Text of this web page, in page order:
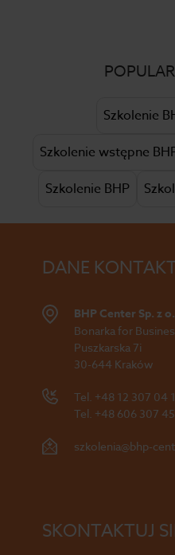
Szkolenie
Szkolenie wstępne
Szkolenie BHP
DANE
BHP Center Sp. z
Bonarka for
Puszkarska 7i
30-644 Kraków
Tel. +48 12 307 04
Tel. +48 606 307
szkolenia@bhp-
SKONTAKTUJ